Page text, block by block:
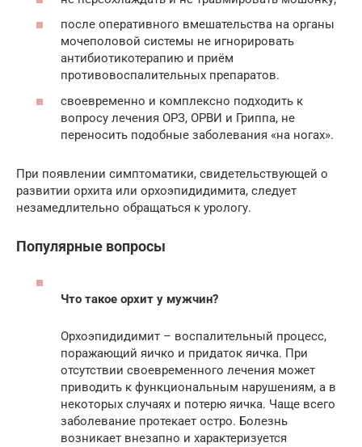
после оперативного вмешательства на органы
мочеполовой системы не игнорировать
антибиотикотерапию и приём
противовоспалительных препаратов.
своевременно и комплексно подходить к
вопросу лечения ОРЗ, ОРВИ и Гриппа, не
переносить подобные заболевания «на ногах».
При появлении симптоматики, свидетельствующей о
развитии орхита или орхоэпидидимита, следует
незамедлительно обращаться к урологу.
Популярные вопросы
Что такое орхит у мужчин?
Орхоэпидидимит – воспалительный процесс,
поражающий яичко и придаток яичка. При
отсутствии своевременного лечения может
приводить к функциональным нарушениям, а в
некоторых случаях и потерю яичка. Чаще всего
заболевание протекает остро. Болезнь
возникает внезапно и характеризуется